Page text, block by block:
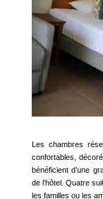
Les chambres
confortables,
bénéficient d’une
de l’hôtel. Quatre
les familles ou les